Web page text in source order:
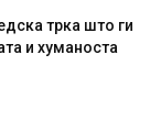
трка што ги
и хуманоста